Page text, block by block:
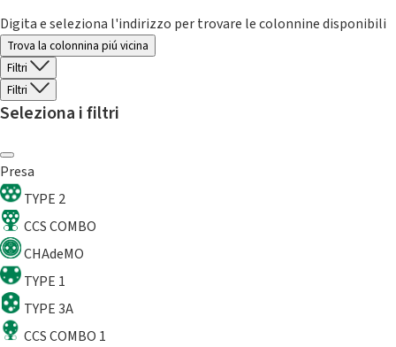
Digita e seleziona l'indirizzo per trovare le colonnine disponibili
Trova la colonnina piú vicina
Filtri
Filtri
Seleziona i filtri
Presa
TYPE 2
CCS COMBO
CHAdeMO
TYPE 1
TYPE 3A
CCS COMBO 1